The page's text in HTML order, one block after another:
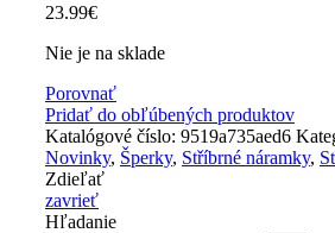
23.99€
Nie je na sklade
Porovnať
Pridať do obľúbených produktov
Katalógové číslo: 9519a735aed6
Novinky, Šperky, Stříbrné náramky,
Zdieľať
zavrieť
Hľadanie